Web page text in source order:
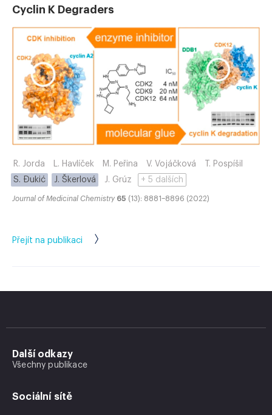
Cyclin K Degraders
R. Jorda L. Havlíček M. Peřina V. Vojáčková
T. Pospíšil
S. Đukić
J. Škerlová J. Grúz + 5 dalších
Journal of Medicinal Chemistry 65 (13): 8881–8896 (2022)
Přejít na publikaci
Další odkazy
Všechny publikace
Sociální sítě